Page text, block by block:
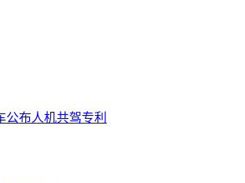
布人机共驾专利